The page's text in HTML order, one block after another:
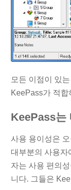
모든 이점이 있
KeePass가 적합
KeePass는
사용 용이성은
대부분의 사용자
자는 사용 편의
니다. 그들은